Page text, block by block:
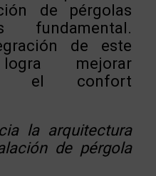
de pérgolas
fundamental.
de este
mejorar
el confort
la arquitectura
de pérgola